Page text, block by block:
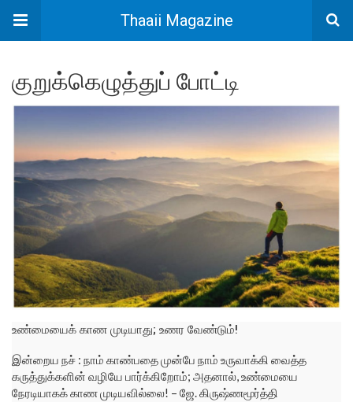
Thaaii Magazine
குறுக்கெழுத்துப் போட்டி
உண்மையைக் காண முடியாது; உணர வேண்டும்!
இன்றைய நச் : நாம் காண்பதை முன்பே நாம் உருவாக்கி வைத்த
கருத்துக்களின் வழியே பார்க்கிறோம்; அதனால், உண்மையை
நேரடியாகக் காண முடியவில்லை! – ஜே. கிருஷ்ணமூர்த்தி